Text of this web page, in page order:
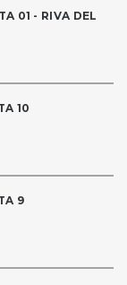
01 - RIVA DEL
10
9